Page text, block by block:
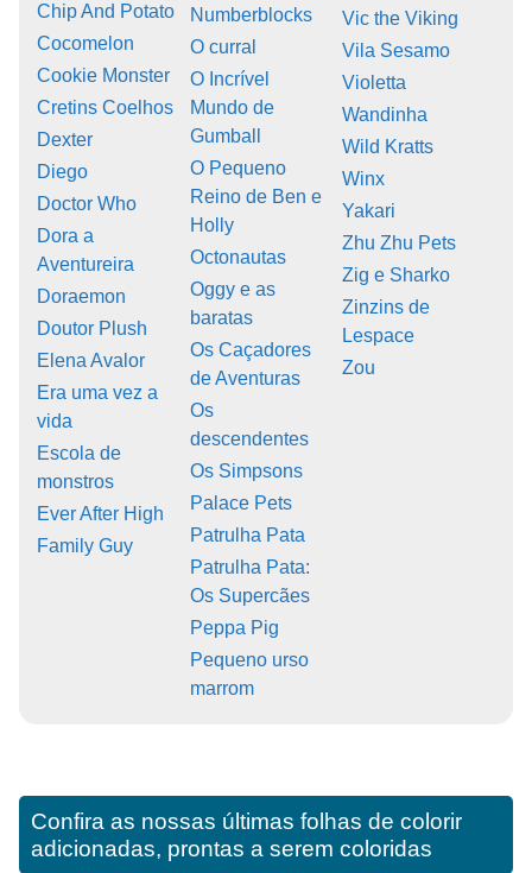
Chip And Potato
Cocomelon
Cookie Monster
Cretins Coelhos
Dexter
Diego
Doctor Who
Dora a
Aventureira
Doraemon
Doutor Plush
Elena Avalor
Era uma vez a
vida
Escola de
monstros
Ever After High
Family Guy
Numberblocks
O curral
O Incrível
Mundo de
Gumball
O Pequeno
Reino de Ben e
Holly
Octonautas
Oggy e as
baratas
Os Caçadores
de Aventuras
Os
descendentes
Os Simpsons
Palace Pets
Patrulha Pata
Patrulha Pata:
Os Supercães
Peppa Pig
Pequeno urso
marrom
Vic the Viking
Vila Sesamo
Violetta
Wandinha
Wild Kratts
Winx
Yakari
Zhu Zhu Pets
Zig e Sharko
Zinzins de
Lespace
Zou
Confira as nossas últimas folhas de colorir
adicionadas, prontas a serem coloridas